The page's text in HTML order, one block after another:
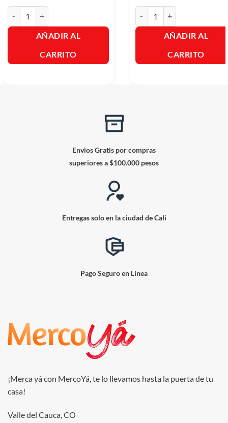
AÑADIR AL
CARRITO
AÑADIR AL
CARRITO
Envios Gratis por compras
superiores a $100.000 pesos
Entregas solo en la ciudad de Cali
Pago Seguro en Línea
¡Merca yá con MercoYá, te lo llevamos hasta la puerta de tu
casa!
Valle del Cauca, CO